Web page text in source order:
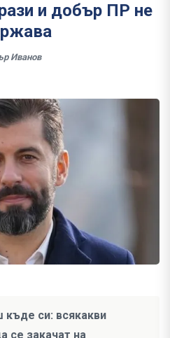
и добър ПР не
Иванов
си: всякакви
се закачат на